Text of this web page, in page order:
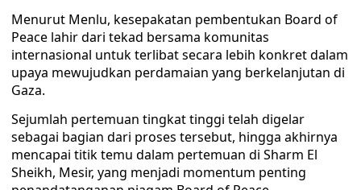
Menurut Menlu, kesepakatan pembentukan Board of
Peace lahir dari tekad bersama komunitas
internasional untuk terlibat secara lebih konkret dalam
upaya mewujudkan perdamaian yang berkelanjutan di
Gaza.
Sejumlah pertemuan tingkat tinggi telah digelar
sebagai bagian dari proses tersebut, hingga akhirnya
mencapai titik temu dalam pertemuan di Sharm El
Sheikh, Mesir, yang menjadi momentum penting